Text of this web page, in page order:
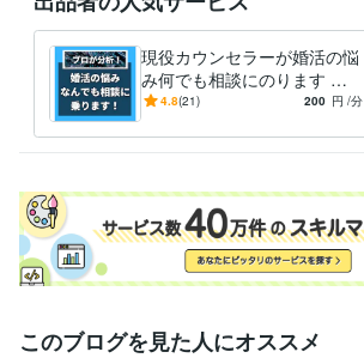
現役カウンセラーが婚活の悩
み何でも相談にのります パ
ーティー･お見合い･LINE･デ
4.8(21) 200 円 /分
このブログを見た人にオススメ